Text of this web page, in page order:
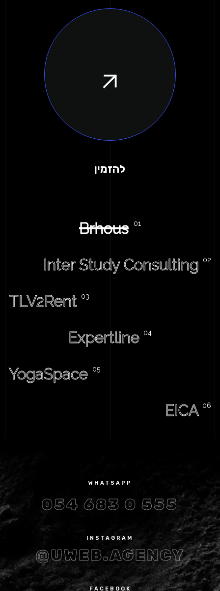
להזמין
Brhous
Inter Study Consulting
TLV2Rent
Expertline
YogaSpace
EICA
WHATSAPP
054 683 0 555
INSTAGRAM
@UWEB.AGENCY
FACEBOOK